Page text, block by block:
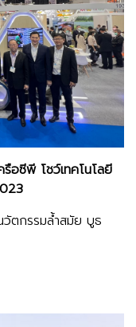
อซีพี โชว์เทคโนโลยี
ตกรรมล้ำสมัย บูธ